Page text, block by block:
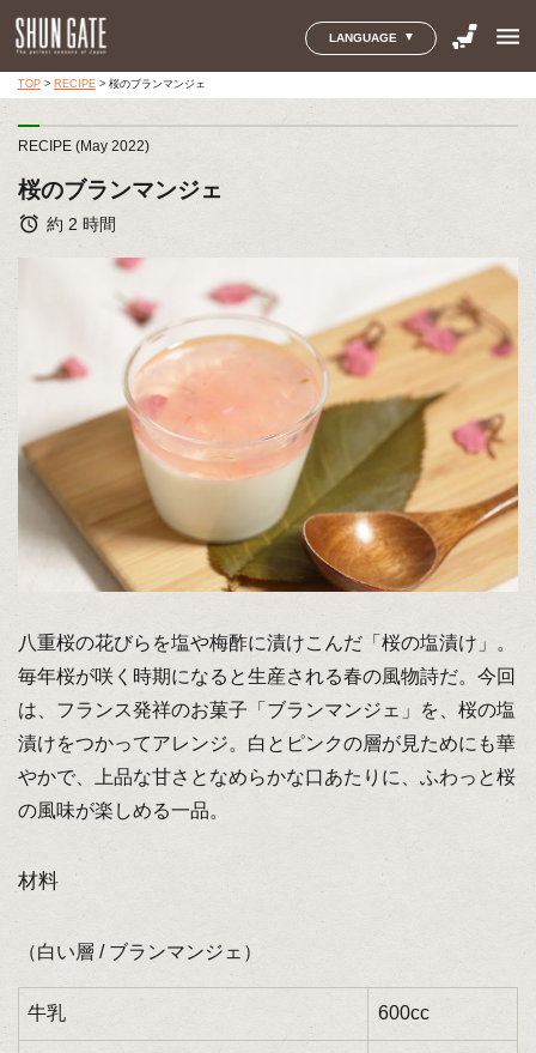
LANGUAGE menu
TOP> RECIPE> 桜のブランマンジェ
RECIPE (May 2022)
桜のブランマンジェ
alarm 約 2 時間
八重桜の花びらを塩や梅酢に漬けこんだ「桜の塩漬け」。
毎年桜が咲く時期になると生産される春の風物詩だ。今回
は、フランス発祥のお菓子「ブランマンジェ」を、桜の塩
漬けをつかってアレンジ。白とピンクの層が見ためにも華
やかで、上品な甘さとなめらかな口あたりに、ふわっと桜
の風味が楽しめる一品。
材料
（白い層 / ブランマンジェ）
牛乳 600cc